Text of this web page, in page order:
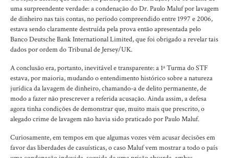
uma surpreendente verdade: a condenação do Dr. Paulo Maluf por lavagem
de dinheiro nas tais contas, no período compreendido entre 1997 e 2006,
estava sendo claramente destruída pela prova então apresentada pelo
Banco Deutsche Bank International Limited, que foi obrigado a revelar tais
dados por ordem do Tribunal de Jersey/UK.
A conclusão era, portanto, inevitável e transparente: a 1ª Turma do STF
estava, por maioria, mudando o entendimento histórico sobre a natureza
jurídica da lavagem de dinheiro, chamando-a de delito permanente, de
modo a fazer não prescrever a referida acusação. Ainda assim, a defesa
agora tinha condições de demonstrar que, muito mais que prescrito, o
alegado crime de lavagem não havia sido praticado por Paulo Maluf.
Curiosamente, em tempos em que algumas vozes vêm acusar decisões em
favor das liberdades de casuísticas, o caso Maluf vem mostrar a todo o país